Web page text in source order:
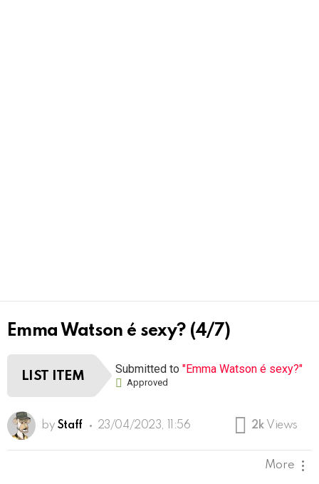
Emma Watson é sexy? (4/7)
LIST ITEM Submitted to"Emma Watson é sexy?"
Approved
by Staff 23/04/2023, 11:56 2k Views
More